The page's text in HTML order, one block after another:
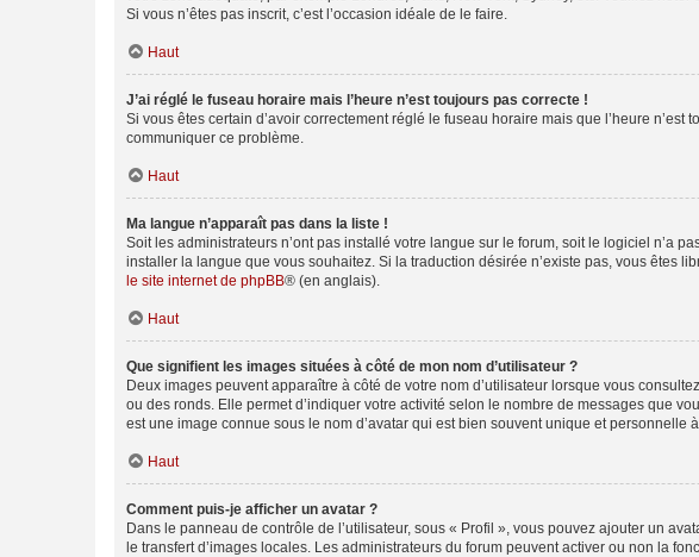
Si vous n’êtes pas inscrit, c’est l’occasion idéale de le faire.
Haut
J’ai réglé le fuseau horaire mais l’heure n’est toujours pas correcte !
Si vous êtes certain d’avoir correctement réglé le fuseau horaire mais que l’heure
communiquer ce problème.
Haut
Ma langue n’apparaît pas dans la liste !
Soit les administrateurs n’ont pas installé votre langue sur le forum, soit le logiciel n’a
installer la langue que vous souhaitez. Si la traduction désirée n’existe pas, vous êtes
le site internet de phpBB® (en anglais).
Haut
Que signifient les images situées à côté de mon nom d’utilisateur ?
Deux images peuvent apparaître à côté de votre nom d’utilisateur lorsque vous
ou des ronds. Elle permet d’indiquer votre activité selon le nombre de messages que
est une image connue sous le nom d’avatar qui est bien souvent unique et personnelle
Haut
Comment puis-je afficher un avatar ?
Dans le panneau de contrôle de l’utilisateur, sous « Profil », vous pouvez ajouter un
le transfert d’images locales. Les administrateurs du forum peuvent activer ou non la